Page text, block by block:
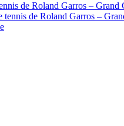
de Roland Garros – Grand
tennis de Roland Garros –